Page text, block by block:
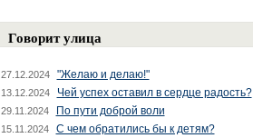
Говорит улица
27.12.2024 "Желаю и делаю!"
13.12.2024 Чей успех оставил в сердце радость?
29.11.2024 По пути доброй воли
15.11.2024 С чем обратились бы к детям?